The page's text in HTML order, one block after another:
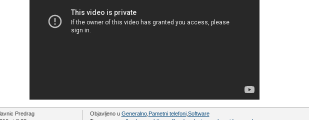
Predrag
Objavljeno u Generalno, Pametni telefoni, Software